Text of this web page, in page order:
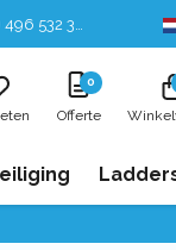
532 330
0
Offerte